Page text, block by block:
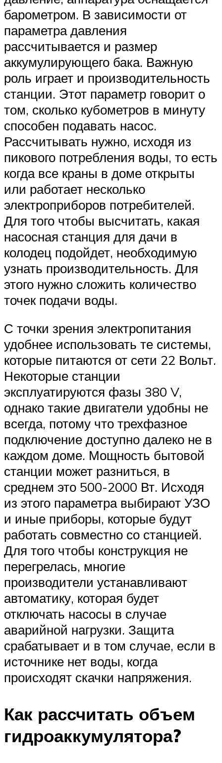
барометром. В зависимости от
параметра давления
рассчитывается и размер
аккумулирующего бака. Важную
роль играет и производительность
станции. Этот параметр говорит о
том, сколько кубометров в минуту
способен подавать насос.
Рассчитывать нужно, исходя из
пикового потребления воды, то есть
когда все краны в доме открыты
или работает несколько
электроприборов потребителей.
Для того чтобы высчитать, какая
насосная станция для дачи в
колодец подойдет, необходимую
узнать производительность. Для
этого нужно сложить количество
точек подачи воды.
С точки зрения электропитания
удобнее использовать те системы,
которые питаются от сети 22 Вольт.
Некоторые станции
эксплуатируются фазы 380 V,
однако такие двигатели удобны не
всегда, потому что трехфазное
подключение доступно далеко не в
каждом доме. Мощность бытовой
станции может разниться, в
среднем это 500-2000 Вт. Исходя
из этого параметра выбирают УЗО
и иные приборы, которые будут
работать совместно со станцией.
Для того чтобы конструкция не
перегрелась, многие
производители устанавливают
автоматику, которая будет
отключать насосы в случае
аварийной нагрузки. Защита
срабатывает и в том случае, если в
источнике нет воды, когда
происходят скачки напряжения.
Как рассчитать объем
гидроаккумулятора?